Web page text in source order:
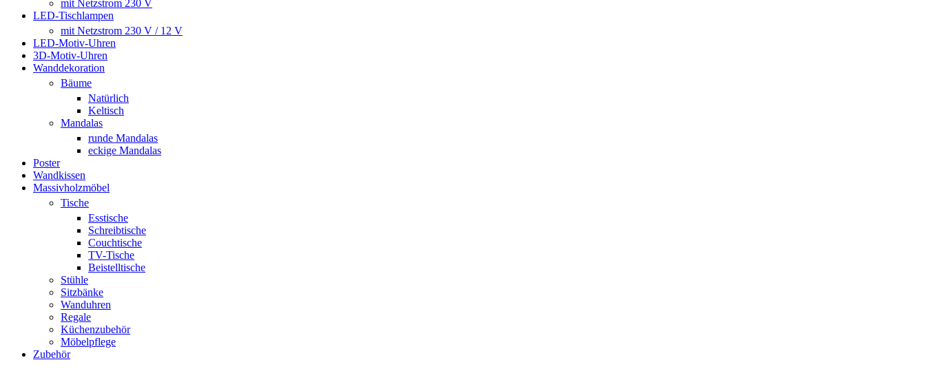
mit Netzstrom 230 V
LED-Tischlampen
mit Netzstrom 230 V / 12 V
LED-Motiv-Uhren
3D-Motiv-Uhren
Wanddekoration
Bäume
Natürlich
Keltisch
Mandalas
runde Mandalas
eckige Mandalas
Poster
Wandkissen
Massivholzmöbel
Tische
Esstische
Schreibtische
Couchtische
TV-Tische
Beistelltische
Stühle
Sitzbänke
Wanduhren
Regale
Küchenzubehör
Möbelpflege
Zubehör